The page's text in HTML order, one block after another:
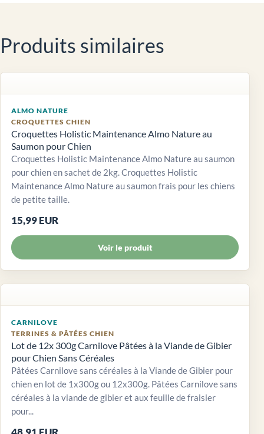
Produits similaires
ALMO NATURE
CROQUETTES CHIEN
Croquettes Holistic Maintenance Almo Nature au
Saumon pour Chien
Croquettes Holistic Maintenance Almo Nature au saumon
pour chien en sachet de 2kg. Croquettes Holistic
Maintenance Almo Nature au saumon frais pour les chiens
de petite taille.
15,99 EUR
Voir le produit
CARNILOVE
TERRINES & PÂTÉES CHIEN
Lot de 12x 300g Carnilove Pâtées à la Viande de Gibier
pour Chien Sans Céréales
Pâtées Carnilove sans céréales à la Viande de Gibier pour
chien en lot de 1x300g ou 12x300g. Pâtées Carnilove sans
céréales à la viande de gibier et aux feuille de fraisier
pour...